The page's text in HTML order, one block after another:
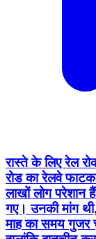
रास्ते के लिए रेल
रोड का रेलवे
लाखों लोग परेशान
गए। उनकी मांग
माह का समय गुजर